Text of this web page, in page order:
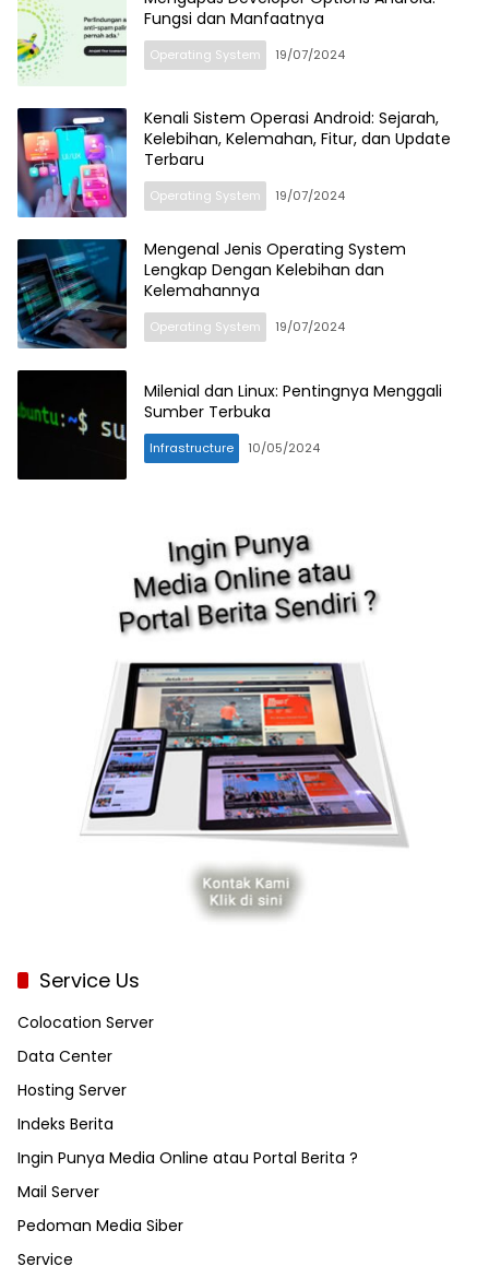
Fungsi dan Manfaatnya
Operating System 19/07/2024
Kenali Sistem Operasi Android: Sejarah,
Kelebihan, Kelemahan, Fitur, dan Update
Terbaru
Operating System 19/07/2024
Mengenal Jenis Operating System
Lengkap Dengan Kelebihan dan
Kelemahannya
Operating System 19/07/2024
Milenial dan Linux: Pentingnya Menggali
Sumber Terbuka
Infrastructure 10/05/2024
Service Us
Colocation Server
Data Center
Hosting Server
Indeks Berita
Ingin Punya Media Online atau Portal Berita ?
Mail Server
Pedoman Media Siber
Service